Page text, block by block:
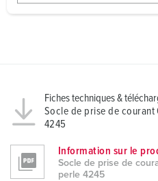
Fiches techniques &
Socle de prise de courant
4245
Information sur le
Socle de prise de
perle 4245